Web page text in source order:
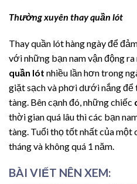
Thường xuyên thay quần lót
Thay quần lót hàng ngày để
với những bạn nam vận động
quần lót nhiều lần hơn trong
giặt sạch và phơi dưới nắng
tàng. Bên cạnh đó, những chiếc
thời gian quá lâu thì các bạn
tàng. Tuổi thọ tốt nhất của một
tháng và không quá 1 năm.
BÀI VIẾT NÊN XEM: